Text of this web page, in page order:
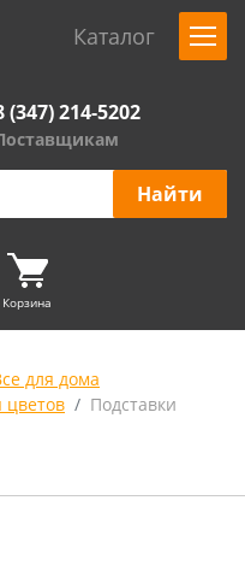
Каталог
(347) 214-5202
Корзина
для дома
цветов
Подставки